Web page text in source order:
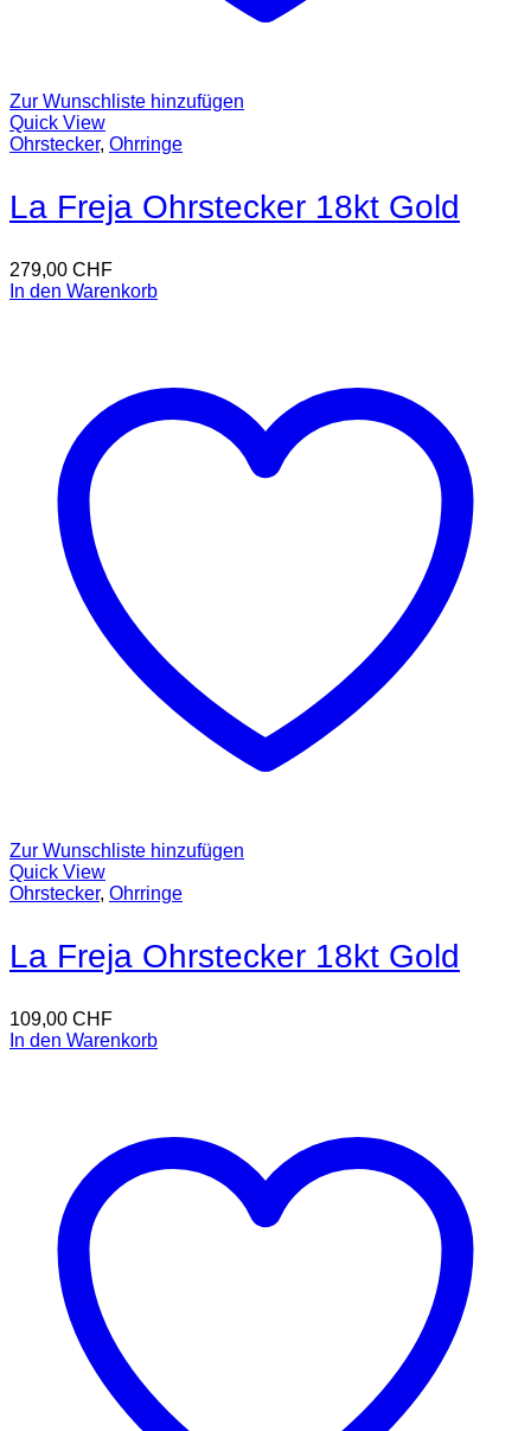
Zur Wunschliste hinzufügen
Quick View
Ohrstecker, Ohrringe
La Freja Ohrstecker 18kt Gold
279,00 CHF
In den Warenkorb
Zur Wunschliste hinzufügen
Quick View
Ohrstecker, Ohrringe
La Freja Ohrstecker 18kt Gold
109,00 CHF
In den Warenkorb